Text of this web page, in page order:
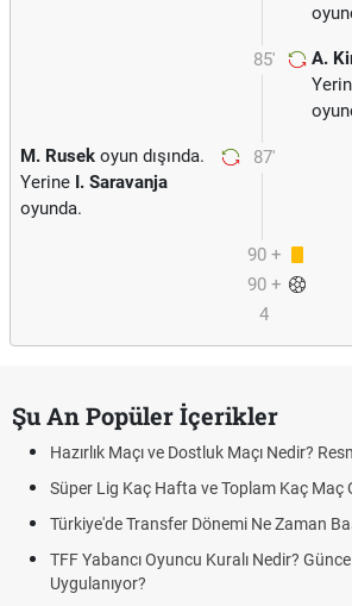
85' A.
87'
M. Rusek oyun dışında.
Yerine I. Saravanja
oyunda.
90 +
1
90 +
4
Şu An Popüler İçerikler
Hazırlık Maçı ve Dostluk Maçı Nedir?
Süper Lig Kaç Hafta ve Toplam Kaç Maç
Türkiye'de Transfer Dönemi Ne Zaman
TFF Yabancı Oyuncu Kuralı Nedir?
Uygulanıyor?